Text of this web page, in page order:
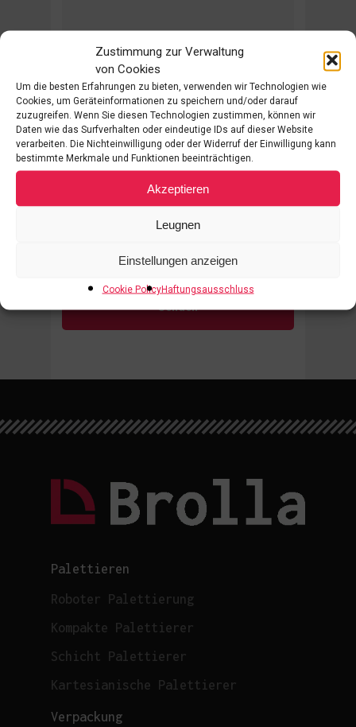
Zustimmung zur Verwaltung
von Cookies
Um die besten Erfahrungen zu bieten, verwenden wir Technologien wie
Cookies, um Geräteinformationen zu speichern und/oder darauf
zuzugreifen. Wenn Sie diesen Technologien zustimmen, können wir
Daten wie das Surfverhalten oder eindeutige IDs auf dieser Website
verarbeiten. Die Nichteinwilligung oder der Widerruf der Einwilligung kann
bestimmte Merkmale und Funktionen beeinträchtigen.
Akzeptieren
Leugnen
Einstellungen anzeigen
Cookie PolicyHaftungsausschluss
Zustimmung (Pflichtfeld)
Ich habe die in der
Datenschutzerklärung erläuterten
Informationen zur Verwendung
meiner personenbezogenenDaten
und verstanden und
stimme zu, personalisierte
Geschäftsmitteilungen von Brolla
zu erhalten.
Palettieren
Roboter Palettierung
Kompakte Palettierer
Schicht Palettierer
Kartesianische Palettierer
Verpackung